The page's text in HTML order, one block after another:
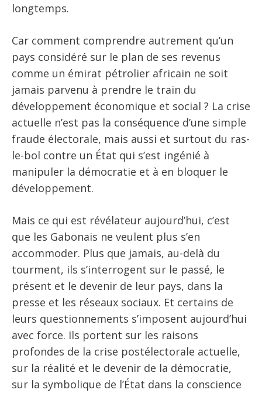
longtemps.
Car comment comprendre autrement qu’un
pays considéré sur le plan de ses revenus
comme un émirat pétrolier africain ne soit
jamais parvenu à prendre le train du
développement économique et social ? La crise
actuelle n’est pas la conséquence d’une simple
fraude électorale, mais aussi et surtout du ras-
le-bol contre un État qui s’est ingénié à
manipuler la démocratie et à en bloquer le
développement.
Mais ce qui est révélateur aujourd’hui, c’est
que les Gabonais ne veulent plus s’en
accommoder. Plus que jamais, au-delà du
tourment, ils s’interrogent sur le passé, le
présent et le devenir de leur pays, dans la
presse et les réseaux sociaux. Et certains de
leurs questionnements s’imposent aujourd’hui
avec force. Ils portent sur les raisons
profondes de la crise postélectorale actuelle,
sur la réalité et le devenir de la démocratie,
sur la symbolique de l’État dans la conscience